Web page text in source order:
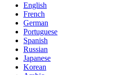
English
French
German
Portuguese
Spanish
Russian
Japanese
Korean